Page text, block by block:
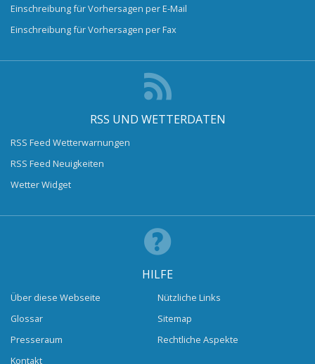
Einschreibung für Vorhersagen per E-Mail
Einschreibung für Vorhersagen per Fax
RSS UND WETTERDATEN
RSS Feed Wetterwarnungen
RSS Feed Neuigkeiten
Wetter Widget
HILFE
Über diese Webseite
Glossar
Presseraum
Kontakt
Nützliche Links
Sitemap
Rechtliche Aspekte